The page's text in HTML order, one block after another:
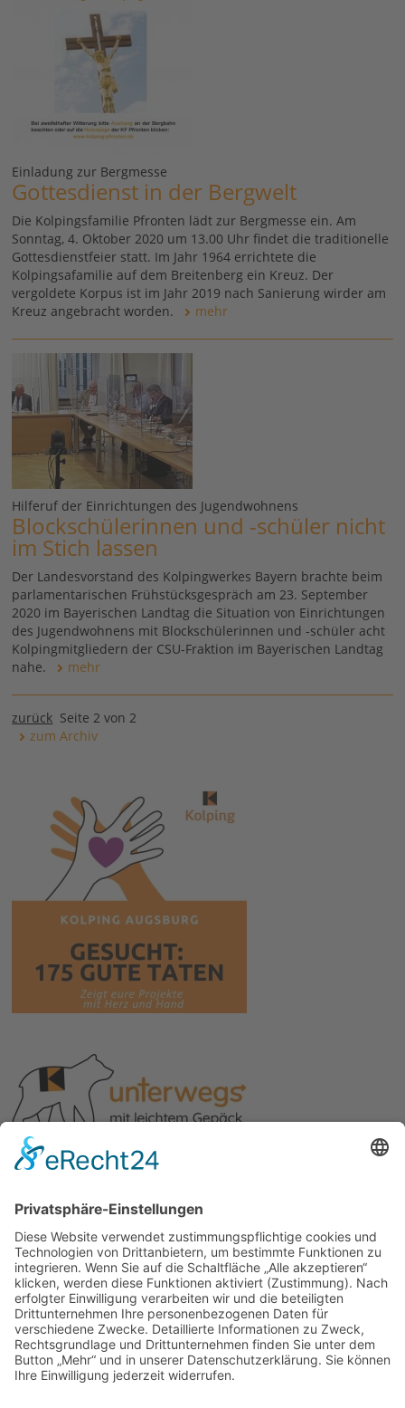
Einladung zur Bergmesse
Gottesdienst in der Bergwelt
Die Kolpingsfamilie Pfronten lädt zur Bergmesse ein. Am
Sonntag, 4. Oktober 2020 um 13.00 Uhr findet die traditionelle
Gottesdienstfeier statt. Im Jahr 1964 errichtete die
Kolpingsafamilie auf dem Breitenberg ein Kreuz. Der
vergoldete Korpus ist im Jahr 2019 nach Sanierung wirder am
Kreuz angebracht worden.
mehr
Hilferuf der Einrichtungen des Jugendwohnens
Blockschülerinnen und -schüler nicht
im Stich lassen
Der Landesvorstand des Kolpingwerkes Bayern brachte beim
parlamentarischen Frühstücksgespräch am 23. September
2020 im Bayerischen Landtag die Situation von Einrichtungen
des Jugendwohnens mit Blockschülerinnen und -schüler acht
Kolpingmitgliedern der CSU-Fraktion im Bayerischen Landtag
nahe.
mehr
zurück Seite 2 von 2
zum Archiv